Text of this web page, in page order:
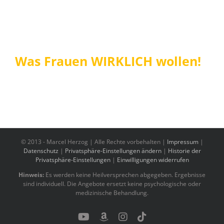
Was Frauen WIRKLICH wollen!
© 2013 - Marcel Herzog | Alle Rechte vorbehalten | Impressum |
Datenschutz | Privatsphäre-Einstellungen ändern| Historie der
Privatsphäre-Einstellungen| Einwilligungen widerrufen
Hinweis: Es werden keine Heilversprechen abgegeben. Ergebnisse
sind individuell. Die Angebote ersetzt keine psychologische oder
medizinische Behandlung.
YouTubeBenutzerdefiniert
Instagram
Tiktok